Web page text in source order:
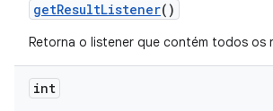
getResultListener()
Retorna o listener que contém todos os
int